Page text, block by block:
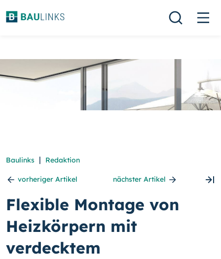
Baulinks | Redaktion
vorheriger Artikel nächster Artikel
Flexible Montage von
Heizkörpern mit
verdecktem